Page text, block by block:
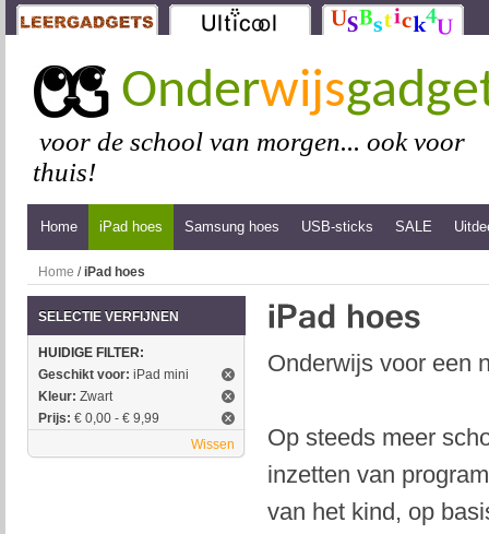
Onderwijs
voor de school van morgen... ook voor
thuis!
Home iPad hoes Samsung hoes USB-sticks SALE
Home /iPad hoes
Onderwijs voor een
Op steeds meer
inzetten van
van het kind, op
SELECTIE VERFIJNEN
HUIDIGE FILTER:
Geschikt voor: iPad mini
Kleur: Zwart
Prijs: € 0,00 - € 9,99
Wissen